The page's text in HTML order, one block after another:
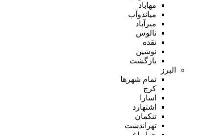
مهاباد
میاندوآب
میرآباد
نالوس
نقده
نوشین
بازگشت
البرز
تمام شهر‌ها
کرج
اسارا
اشتهارد
تنکمان
تهراندشت